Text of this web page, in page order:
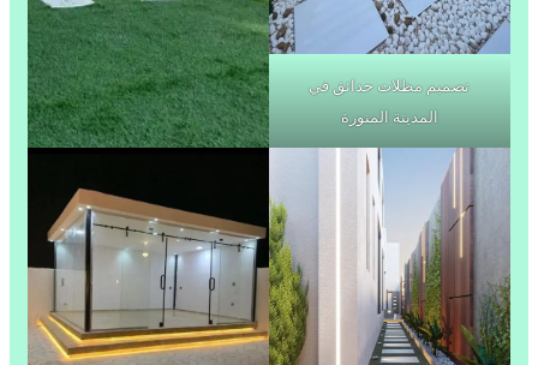
تصميم مظلات حدائق في
المدينة المنورة